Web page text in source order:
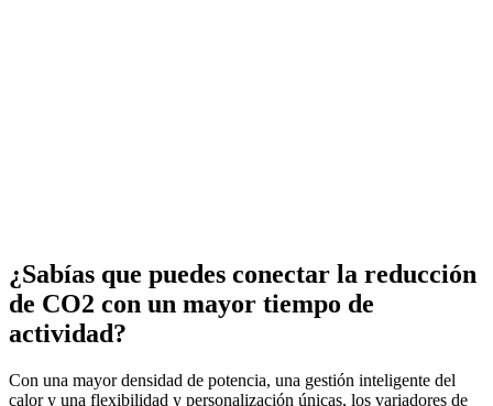
¿Sabías que puedes conectar la reducción
de CO2 con un mayor tiempo de
actividad?
Con una mayor densidad de potencia, una gestión inteligente del
calor y una flexibilidad y personalización únicas, los variadores de